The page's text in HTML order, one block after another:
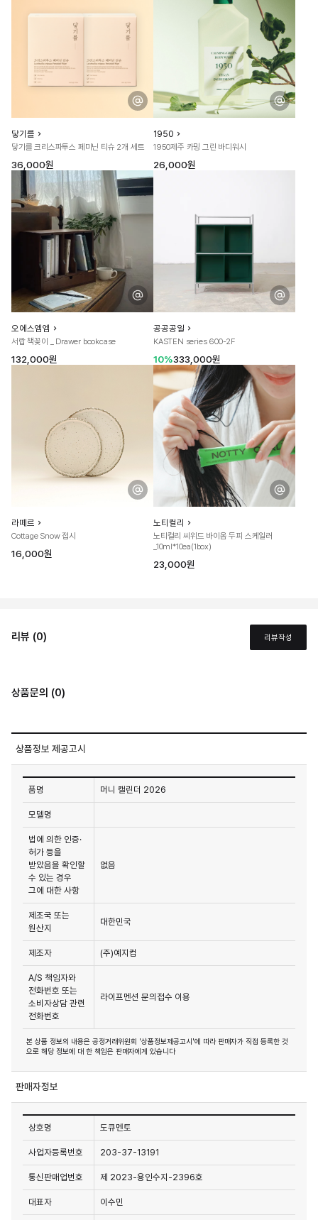
닿기를
닿기를 크리스파투스 페미닌 티슈 2개 세트
36,000원
1950
1950제주 카밍 그린 바디워시
26,000원
오에스엠엠
서랍 책꽂이 _ Drawer bookcase
132,000원
공공공일
KASTEN series 600-2F
10%333,000원
라떼르
Cottage Snow 접시
16,000원
노티컬리
노티컬리 씨위드 바이옴 두피 스케일러
_10ml*10ea(1box)
23,000원
리뷰 (0) 리뷰작성
상품문의 (0)
상품정보 제공고시
품명 머니 캘린더 2026
모델명
법에 의한 인증·
허가 등을
받았음을 확인할
수 있는 경우
그에 대한 사항
없음
제조국 또는
원산지
대한민국
제조자 (주)예지컴
A/S 책임자와
전화번호 또는
소비자상담 관련
전화번호
라이프멘션 문의접수 이용
본 상품 정보의 내용은 공정거래위원회 '상품정보제공고시'에 따라 판매자가 직접 등록한 것
으로 해당 정보에 대 한 책임은 판매자에게 있습니다
판매자정보
상호명 도큐멘토
사업자등록번호 203-37-13191
통신판매업번호 제 2023-용인수지-2396호
대표자 이수민